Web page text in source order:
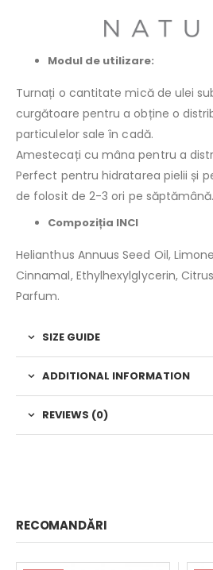
Modul de utilizare:
Turnați o cantitate mică de ulei
curgătoare pentru a obține o
particulelor sale în cadă.
Amestecați cu mâna pentru a
Perfect pentru hidratarea pielii și
de folosit de 2-3 ori pe săptămână.
Compoziția INCI
Helianthus Annuus Seed Oil,
Cinnamal, Ethylhexylglycerin,
Parfum.
SIZE GUIDE
ADDITIONAL INFORMATION
REVIEWS (0)
RECOMANDĂRI